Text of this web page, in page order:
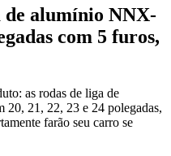
de alumínio NNX-
com 5 furos,
as rodas de liga de
20, 21, 22, 23 e 24 polegadas,
farão seu carro se